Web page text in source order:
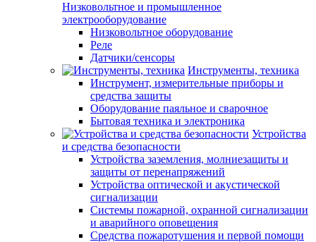
Низковольтное и промышленное
электрооборудование
Низковольтное оборудование
Реле
Датчики/сенсоры
Инструменты, техника
Инструмент, измерительные приборы и
средства защиты
Оборудование паяльное и сварочное
Бытовая техника и электроника
Устройства
и средства безопасности
Устройства заземления, молниезащиты и
защиты от перенапряжений
Устройства оптической и акустической
сигнализации
Системы пожарной, охранной сигнализации
и аварийного оповещения
Средства пожаротушения и первой помощи